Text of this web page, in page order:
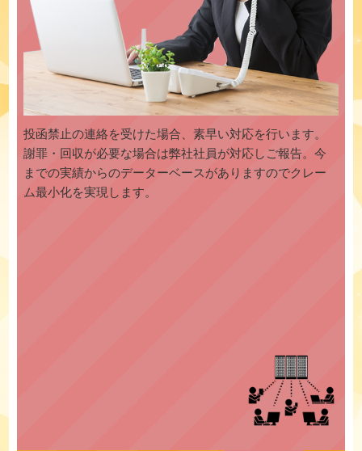
投函禁止の連絡を受けた場合、素早い対応を行います。
謝罪・回収が必要な場合は弊社社員が対応しご報告。今
までの実績からのデーターベースがありますのでクレー
ム最小化を実現します。